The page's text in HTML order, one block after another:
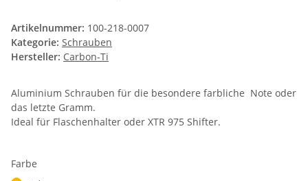
Artikelnummer: 100-218-0007
Kategorie: Schrauben
Hersteller: Carbon-Ti
Aluminium Schrauben für die besondere farbliche Note oder
das letzte Gramm.
Ideal für Flaschenhalter oder XTR 975 Shifter.
Farbe